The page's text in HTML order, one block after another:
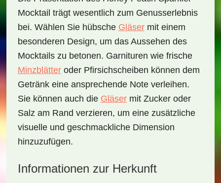
Mocktail trägt wesentlich zum Genusserlebnis
bei. Wählen Sie hübsche Gläsermit einem
besonderen Design, um das Aussehen des
Mocktails zu betonen. Garnituren wie frische
Minzblätteroder Pfirsichscheiben können dem
Getränk eine ansprechende Note verleihen.
Sie können auch die Gläsermit Zucker oder
Salz am Rand verzieren, um eine zusätzliche
visuelle und geschmackliche Dimension
hinzuzufügen.
Informationen zur Herkunft